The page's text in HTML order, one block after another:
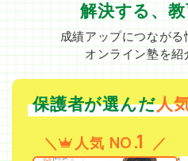
解決する、
成績アップにつなが
オンライン塾を
保護者が選んだ人
人気 NO.1